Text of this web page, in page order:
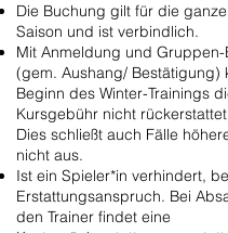
Die Buchung gilt für die
Saison und ist verbindlich.
Mit Anmeldung und Gruppen-
(gem. Aushang/ Bestätigung)
Beginn des Winter-Trainings
Kursgebühr nicht
Dies schließt auch Fälle
nicht aus.
Ist ein Spieler*in verhindert,
Erstattungsanspruch. Bei
den Trainer findet eine